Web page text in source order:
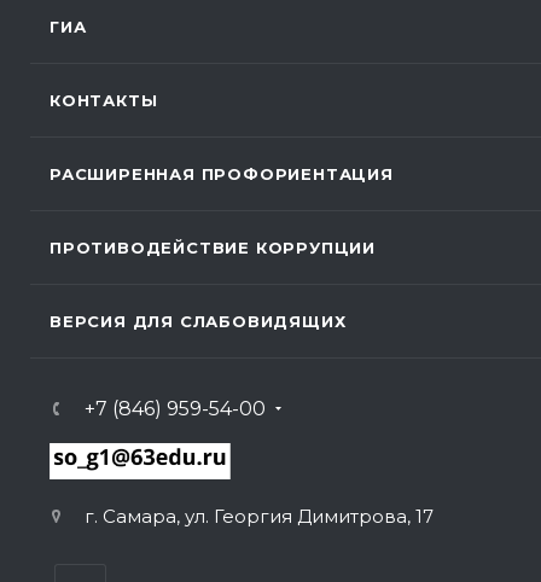
ГИА
КОНТАКТЫ
РАСШИРЕННАЯ ПРОФОРИЕНТАЦИЯ
ПРОТИВОДЕЙСТВИЕ КОРРУПЦИИ
ВЕРСИЯ ДЛЯ СЛАБОВИДЯЩИХ
+7 (846) 959-54-00
г. Самара, ул. Георгия Димитрова, 17